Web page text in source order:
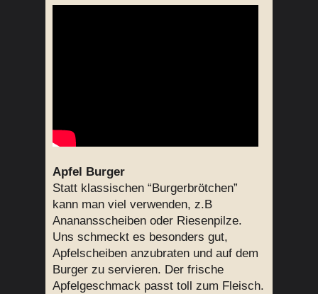
Apfel Burger
Statt klassischen “Burgerbrötchen”
kann man viel verwenden, z.B
Ananansscheiben oder Riesenpilze.
Uns schmeckt es besonders gut,
Apfelscheiben anzubraten und auf dem
Burger zu servieren. Der frische
Apfelgeschmack passt toll zum Fleisch.